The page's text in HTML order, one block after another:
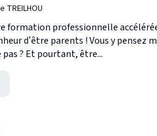
TREILHOU
formation professionnelle
d’être parents ! Vous y pensez
? Et pourtant, être...